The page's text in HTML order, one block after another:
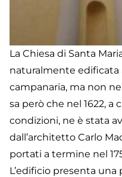
La Chiesa di Santa
naturalmente edificata
campanaria, ma non
sa però che nel 1622, a
condizioni, ne è stata
dall’architetto Carlo
portati a termine nel
L’edificio presenta